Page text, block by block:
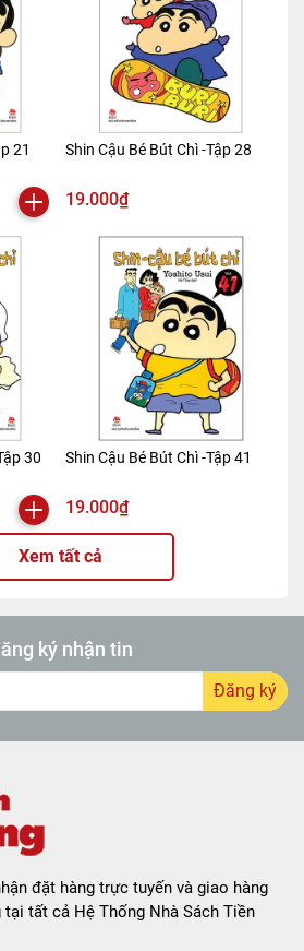
21 Shin Cậu Bé Bút Chì -Tập 28
19.000₫
30 Shin Cậu Bé Bút Chì -Tập 41
19.000₫
Xem tất cả
ký nhận tin
Đăng ký
đặt hàng trực tuyến và giao hàng
tất cả Hệ Thống Nhà Sách Tiền